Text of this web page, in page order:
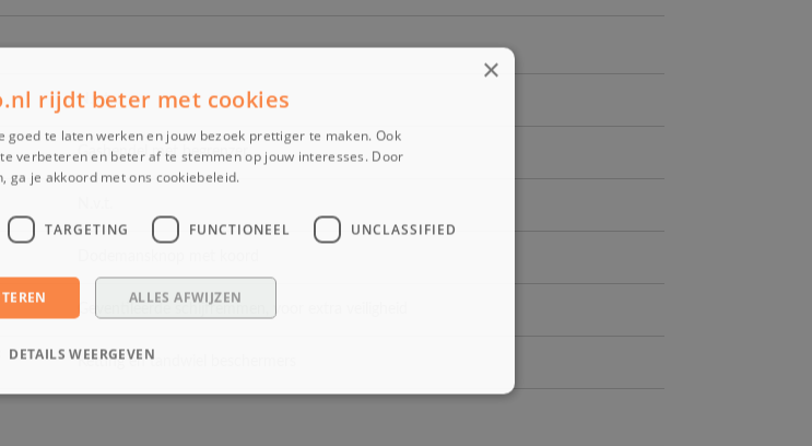
N.v.t.
Gashendel met begrenzer
Geventileerde schijfremmen, voor extra veiligheid
Ketting en tandwiel beschermers
×
rijdt beter met cookies
goed te laten werken en jouw bezoek prettiger te maken. Ook
verbeteren en beter af te stemmen op jouw interesses. Door
ga je akkoord met ons cookiebeleid.
TARGETING FUNCTIONEEL UNCLASSIFIED
ALLES AFWIJZEN
DETAILS WEERGEVEN